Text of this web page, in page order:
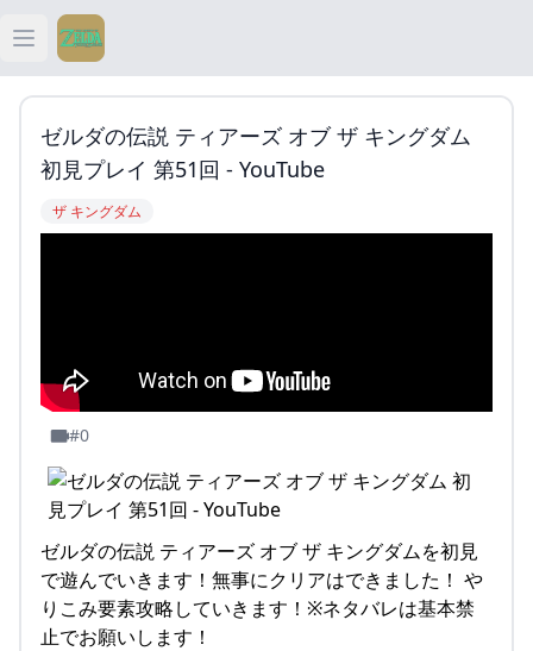
Open main menu
ティアキン
ティアキン 祠
ゼルダの伝説 ティアーズ オブ ザ キングダム
初見プレイ 第51回 - YouTube
ザ キングダム
#0
ゼルダの伝説 ティアーズ オブ ザ キングダムを初見
で遊んでいきます！無事にクリアはできました！ や
りこみ要素攻略していきます！※ネタバレは基本禁
止でお願いします！